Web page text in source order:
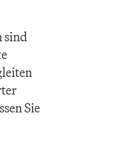
sind
Sie